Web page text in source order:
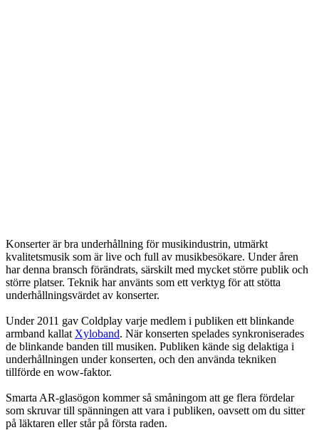
Konserter är bra underhållning för musikindustrin, utmärkt
kvalitetsmusik som är live och full av musikbesökare. Under åren
har denna bransch förändrats, särskilt med mycket större publik och
större platser. Teknik har använts som ett verktyg för att stötta
underhållningsvärdet av konserter.
Under 2011 gav Coldplay varje medlem i publiken ett blinkande
armband kallat Xyloband. När konserten spelades synkroniserades
de blinkande banden till musiken. Publiken kände sig delaktiga i
underhållningen under konserten, och den använda tekniken
tillförde en wow-faktor.
Smarta AR-glasögon kommer så småningom att ge flera fördelar
som skruvar till spänningen att vara i publiken, oavsett om du sitter
på läktaren eller står på första raden.